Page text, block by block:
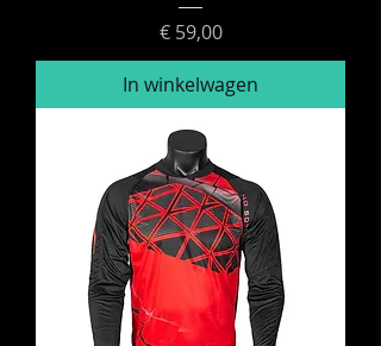
Prijs
€ 59,00
In winkelwagen